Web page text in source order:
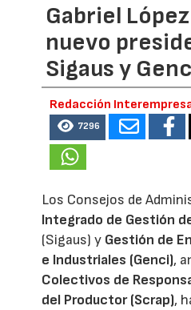
Gabriel
nuevo
Sigaus y
Redacción
7296
Los Consejos de
Integrado de Gestión
(Sigaus) y Gestión de
e Industriales (Genci),
Colectivos de
del Productor (Scrap),